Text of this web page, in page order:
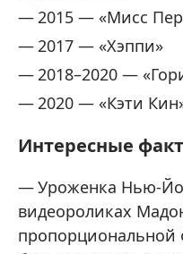
2015 — «Мисс
2017 — «Хэппи»
2018–2020 —
2020 — «Кэти
Интересные
Уроженка Нью-
видеороликах
пропорциональной